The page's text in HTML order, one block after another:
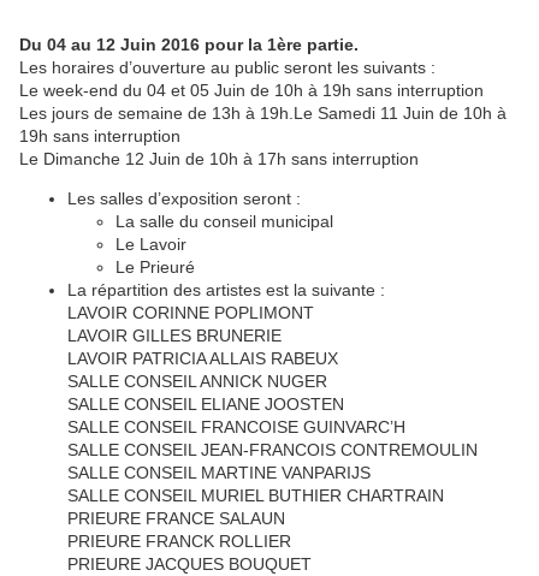
Du 04 au 12 Juin 2016 pour la 1ère partie.
Les horaires d’ouverture au public seront les suivants :
Le week-end du 04 et 05 Juin de 10h à 19h sans interruption
Les jours de semaine de 13h à 19h.Le Samedi 11 Juin de 10h à
19h sans interruption
Le Dimanche 12 Juin de 10h à 17h sans interruption
Les salles d’exposition seront :
La salle du conseil municipal
Le Lavoir
Le Prieuré
La répartition des artistes est la suivante :
LAVOIR CORINNE POPLIMONT
LAVOIR GILLES BRUNERIE
LAVOIR PATRICIA ALLAIS RABEUX
SALLE CONSEIL ANNICK NUGER
SALLE CONSEIL ELIANE JOOSTEN
SALLE CONSEIL FRANCOISE GUINVARC’H
SALLE CONSEIL JEAN-FRANCOIS CONTREMOULIN
SALLE CONSEIL MARTINE VANPARIJS
SALLE CONSEIL MURIEL BUTHIER CHARTRAIN
PRIEURE FRANCE SALAUN
PRIEURE FRANCK ROLLIER
PRIEURE JACQUES BOUQUET